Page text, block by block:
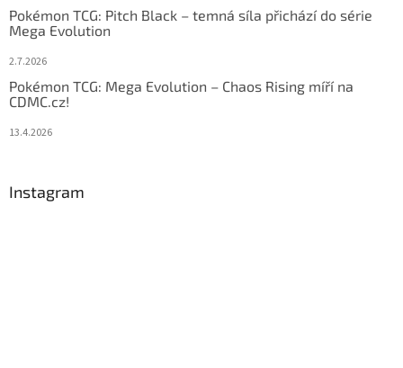
Pokémon TCG: Pitch Black – temná síla přichází do série
Mega Evolution
2.7.2026
Pokémon TCG: Mega Evolution – Chaos Rising míří na
CDMC.cz!
13.4.2026
Instagram